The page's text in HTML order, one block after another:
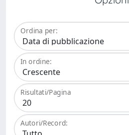
Ordina per:
In ordine:
Risultati/Pagina
Autori/Record: